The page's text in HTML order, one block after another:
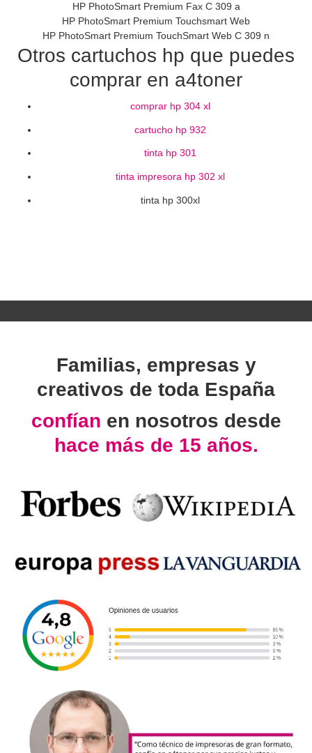
HP PhotoSmart Premium Fax C 309 a
HP PhotoSmart Premium Touchsmart Web
HP PhotoSmart Premium TouchSmart Web C 309 n
Otros cartuchos hp que puedes
comprar en a4toner
comprar hp 304 xl
cartucho hp 932
tinta hp 301
tinta impresora hp 302 xl
tinta hp 300xl
Familias, empresas y
creativos de toda España
confían en nosotros desde
hace más de 15 años.